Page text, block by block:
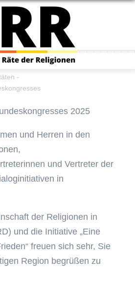
-
2025
und Herren in den
und Vertreter der
in
der Religionen in
und die Initiative „Eine
freuen sich sehr, Sie
Region begrüßen zu